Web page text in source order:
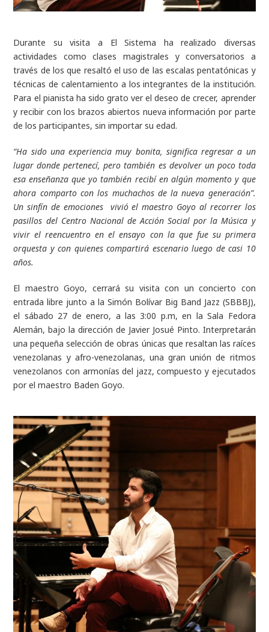
Durante su visita a El Sistema ha realizado diversas
actividades como clases magistrales y conversatorios a
través de los que resaltó el uso de las escalas pentatónicas y
técnicas de calentamiento a los integrantes de la institución.
Para el pianista ha sido grato ver el deseo de crecer, aprender
y recibir con los brazos abiertos nueva información por parte
de los participantes, sin importar su edad.
“Ha sido una experiencia muy bonita, significa regresar a un
lugar donde pertenecí, pero también es devolver un poco toda
esa enseñanza que yo también recibí en algún momento y que
ahora comparto con los muchachos de la nueva generación”.
Un sinfín de emociones vivió el maestro Goyo al recorrer los
pasillos del Centro Nacional de Acción Social por la Música y
vivir el reencuentro en el ensayo con la que fue su primera
orquesta y con quienes compartirá escenario luego de casi 10
años.
El maestro Goyo, cerrará su visita con un concierto con
entrada libre junto a la Simón Bolívar Big Band Jazz (SBBBJ),
el sábado 27 de enero, a las 3:00 p.m, en la Sala Fedora
Alemán, bajo la dirección de Javier Josué Pinto. Interpretarán
una pequeña selección de obras únicas que resaltan las raíces
venezolanas y afro-venezolanas, una gran unión de ritmos
venezolanos con armonías del jazz, compuesto y ejecutados
por el maestro Baden Goyo.